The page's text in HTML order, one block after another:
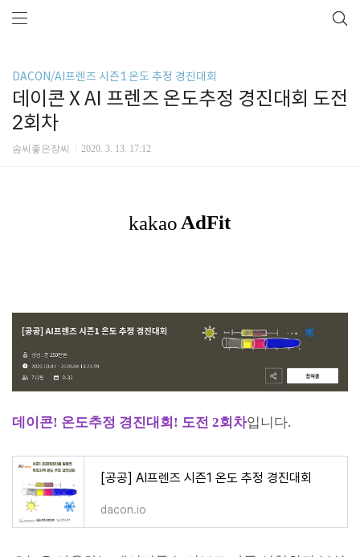
DACON/AI프렌즈 시즌1 온도 추정 경진대회
데이콘 X AI 프렌즈 온도추정 경진대회 도전
2회차
솜씨좋은장씨 2020. 3. 13. 17:12
데이콘! 온도추정 경진대회! 도전 2회차입니다.
[공공] AI프렌즈 시즌1 온도 추정 경진대회
dacon.io